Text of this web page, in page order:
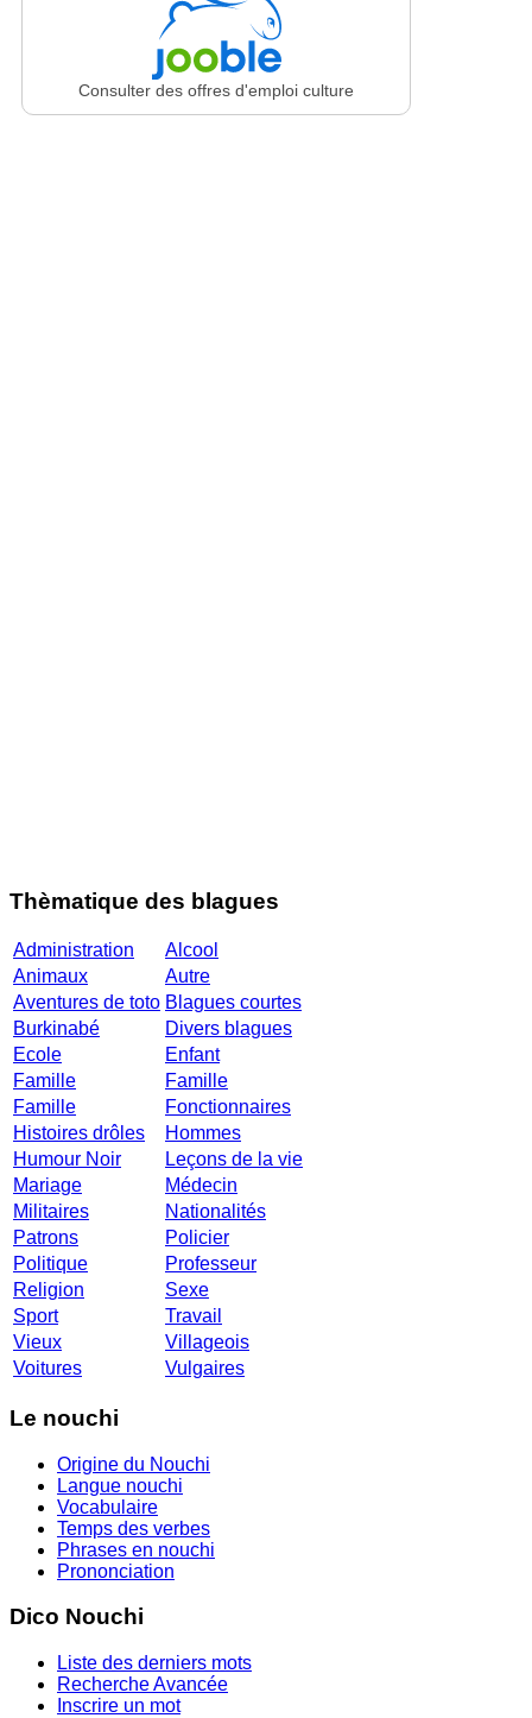
Consulter des offres d'emploi culture
Thèmatique des blagues
Administration
Alcool
Animaux
Autre
Aventures de toto Blagues courtes
Burkinabé
Divers blagues
Ecole
Enfant
Famille
Famille
Famille
Fonctionnaires
Histoires drôles
Hommes
Humour Noir
Leçons de la vie
Mariage
Médecin
Militaires
Nationalités
Patrons
Policier
Politique
Professeur
Religion
Sexe
Sport
Travail
Vieux
Villageois
Voitures
Vulgaires
Le nouchi
Origine du Nouchi
Langue nouchi
Vocabulaire
Temps des verbes
Phrases en nouchi
Prononciation
Dico Nouchi
Liste des derniers mots
Recherche Avancée
Inscrire un mot